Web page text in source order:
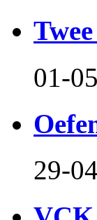
01-05
29-04